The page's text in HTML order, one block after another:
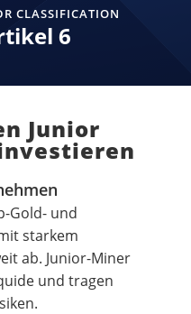
CLASSIFICATION
6
Junior
Gold- und
starkem
ab. Junior-Miner
und tragen